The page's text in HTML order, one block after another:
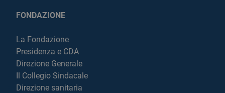
FONDAZIONE
La Fondazione
Presidenza e CDA
Direzione Generale
Il Collegio Sindacale
Direzione sanitaria